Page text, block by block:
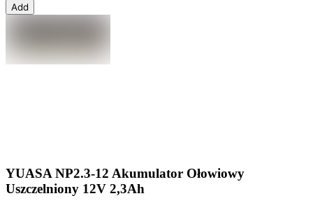
Add
YUASA NP2.3-12 Akumulator Ołowiowy
Uszczelniony 12V 2,3Ah